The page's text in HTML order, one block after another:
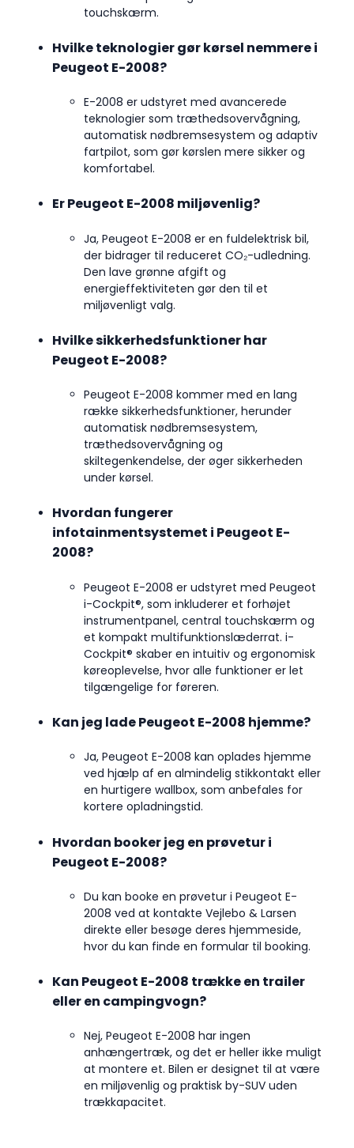
touchskærm.
Hvilke teknologier gør kørsel nemmere i
Peugeot E-2008?
E-2008 er udstyret med avancerede
teknologier som træthedsovervågning,
automatisk nødbremsesystem og adaptiv
fartpilot, som gør kørslen mere sikker og
komfortabel.
Er Peugeot E-2008 miljøvenlig?
Ja, Peugeot E-2008 er en fuldelektrisk bil,
der bidrager til reduceret CO₂-udledning.
Den lave grønne afgift og
energieffektiviteten gør den til et
miljøvenligt valg.
Hvilke sikkerhedsfunktioner har
Peugeot E-2008?
Peugeot E-2008 kommer med en lang
række sikkerhedsfunktioner, herunder
automatisk nødbremsesystem,
træthedsovervågning og
skiltegenkendelse, der øger sikkerheden
under kørsel.
Hvordan fungerer
infotainmentsystemet i Peugeot E-
2008?
Peugeot E-2008 er udstyret med Peugeot
i-Cockpit®, som inkluderer et forhøjet
instrumentpanel, central touchskærm og
et kompakt multifunktionslæderrat. i-
Cockpit® skaber en intuitiv og ergonomisk
køreoplevelse, hvor alle funktioner er let
tilgængelige for føreren.
Kan jeg lade Peugeot E-2008 hjemme?
Ja, Peugeot E-2008 kan oplades hjemme
ved hjælp af en almindelig stikkontakt eller
en hurtigere wallbox, som anbefales for
kortere opladningstid.
Hvordan booker jeg en prøvetur i
Peugeot E-2008?
Du kan booke en prøvetur i Peugeot E-
2008 ved at kontakte Vejlebo & Larsen
direkte eller besøge deres hjemmeside,
hvor du kan finde en formular til booking.
Kan Peugeot E-2008 trække en trailer
eller en campingvogn?
Nej, Peugeot E-2008 har ingen
anhængertræk, og det er heller ikke muligt
at montere et. Bilen er designet til at være
en miljøvenlig og praktisk by-SUV uden
trækkapacitet.